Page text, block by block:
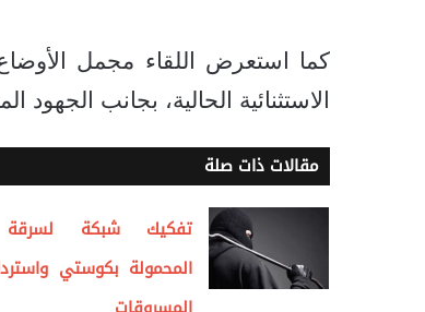
كما استعرض اللقاء مجمل
الاستثنائية الحالية، بجانب
مقالات ذات صلة
تفكيك شبكة لسرقة
المحمولة بكوستي